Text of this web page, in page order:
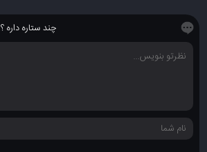
چند ستاره داره ؟